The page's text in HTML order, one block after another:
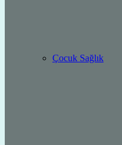
Çocuk Sağlık